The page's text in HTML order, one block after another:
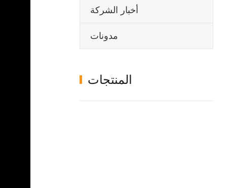
أخبار الشركة
مدونات
المنتجات